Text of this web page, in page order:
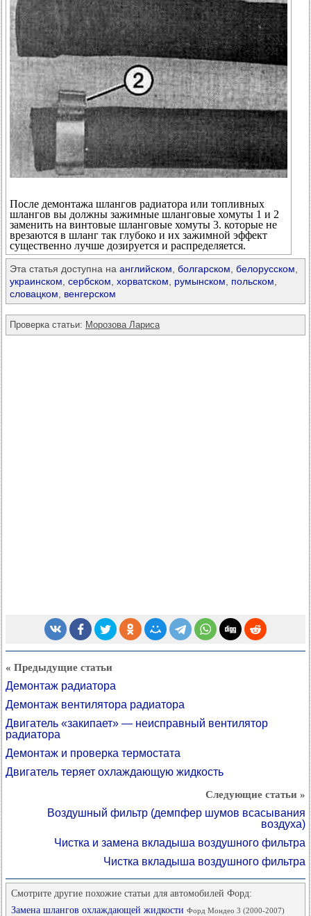
После демонтажа шлангов радиатора или топливных
шлангов вы должны зажимные шланговые хомуты 1 и 2
заменить на винтовые шланговые хомуты 3. которые не
врезаются в шланг так глубоко и их зажимной эффект
существенно лучше дозируется и распределяется.
Эта статья доступна на английском болгарском белорусском
украинском сербском хорватском румынском польском
словацком
венгерском
Проверка статьи: Морозова Лариса
« Предыдущие статьи
Демонтаж радиатора
Демонтаж вентилятора радиатора
Двигатель «закипает» — неисправный вентилятор
радиатора
Демонтаж и проверка термостата
Двигатель теряет охлаждающую жидкость
Следующие статьи »
Воздушный фильтр (демпфер шумов всасывания
воздуха)
Чистка и замена вкладыша воздушного фильтра
Чистка вкладыша воздушного фильтра
Смотрите другие похожие статьи для автомобилей Форд:
Замена шлангов охлаждающей жидкости Форд Мондео 3 (2000-2007)